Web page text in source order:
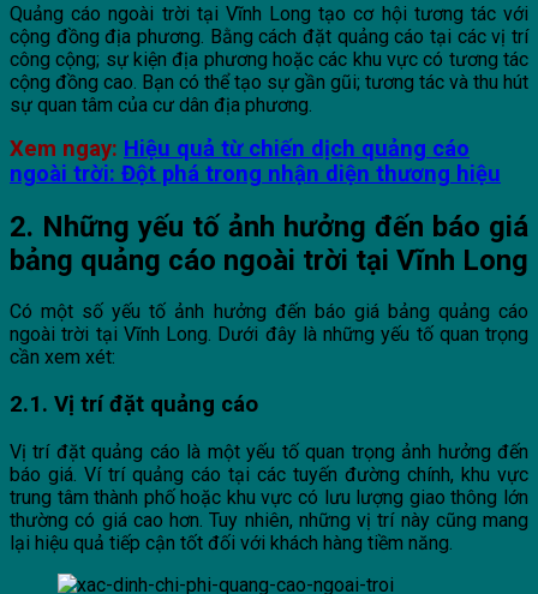
Quảng cáo ngoài trời tại Vĩnh Long tạo cơ hội tương tác với
cộng đồng địa phương. Bằng cách đặt quảng cáo tại các vị trí
công cộng; sự kiện địa phương hoặc các khu vực có tương tác
cộng đồng cao. Bạn có thể tạo sự gần gũi; tương tác và thu hút
sự quan tâm của cư dân địa phương.
Xem ngay: Hiệu quả từ chiến dịch quảng cáo
ngoài trời: Đột phá trong nhận diện thương hiệu
2. Những yếu tố ảnh hưởng đến báo giá
bảng quảng cáo ngoài trời tại Vĩnh Long
Có một số yếu tố ảnh hưởng đến báo giá bảng quảng cáo
ngoài trời tại Vĩnh Long. Dưới đây là những yếu tố quan trọng
cần xem xét:
2.1. Vị trí đặt quảng cáo
Vị trí đặt quảng cáo là một yếu tố quan trọng ảnh hưởng đến
báo giá. Ví trí quảng cáo tại các tuyến đường chính, khu vực
trung tâm thành phố hoặc khu vực có lưu lượng giao thông lớn
thường có giá cao hơn. Tuy nhiên, những vị trí này cũng mang
lại hiệu quả tiếp cận tốt đối với khách hàng tiềm năng.